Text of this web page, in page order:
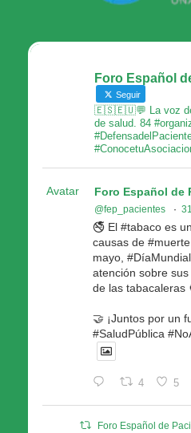
Foro Español
Seguir
🇪🇸🇪🇺💬 La voz de
de salud. 84
Avatar Foro Español de
@fep_pacientes ·
🚭 El #tabaco es
causas de
mayo,
atención sobre
de las tabacaleras
🤝 ¡Juntos por un
#SaludPública
4 5
Foro Español de